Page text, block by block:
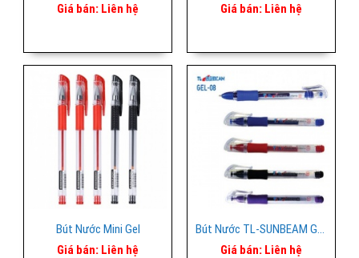
Giá bán: Liên hệ
Giá bán: Liên hệ
Bút Nước Mini Gel
Giá bán: Liên hệ
Bút Nước TL-SUNBEAM Gel 08
Giá bán: Liên hệ